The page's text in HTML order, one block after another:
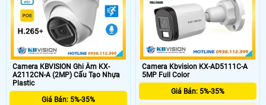
20m. Ngoài ra, camera còn có cảm
biến PIR phát hiện người, khe cắm
thẻ nhớ lên đến 512GB và đạt chuẩn
chống nước IP67.
trợ POE và mức giá cực kỳ phải
chăng, camera KX-A2014N là lựa
chọn lý tưởng cho giải pháp giám
sát an ninh hiệu quả tiết kiệm.
Camera KBVISION Ghi Âm KX-
A2112CN-A (2MP) Cấu Tạo Nhựa
Plastic
Giá Bán: 5%-35%
Camera Kbvision KX-AD5111C-A
5MP Full Color
Giá Bán: 5%-35%